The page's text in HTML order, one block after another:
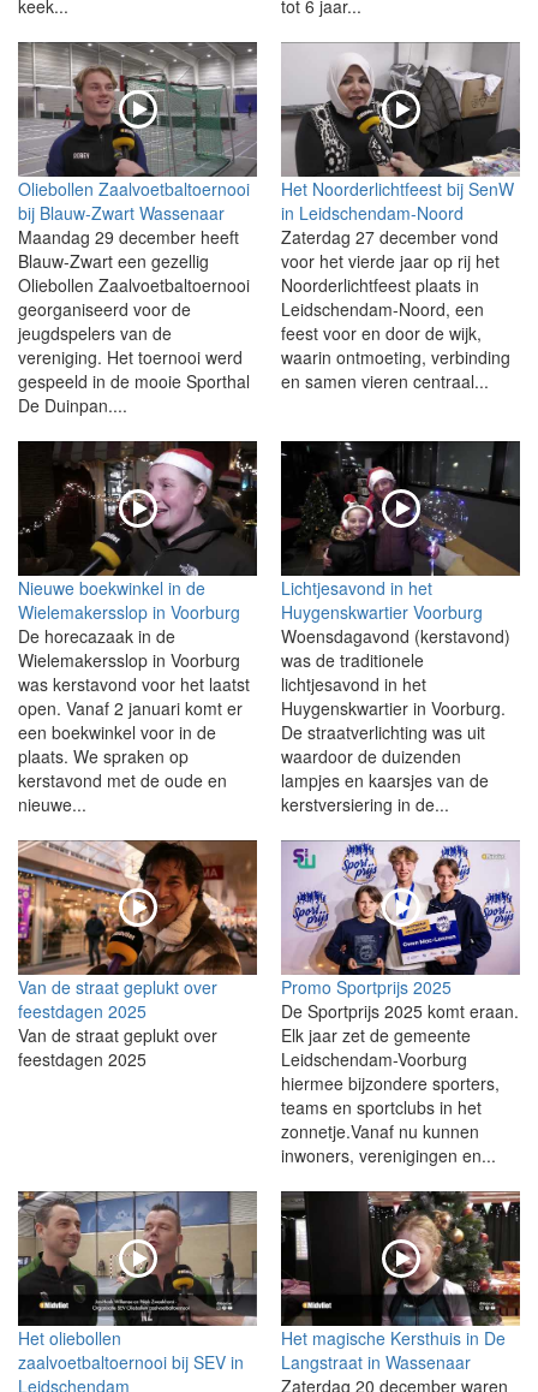
keek... tot 6 jaar...
Oliebollen Zaalvoetbaltoernooi
bij Blauw-Zwart Wassenaar
Maandag 29 december heeft
Blauw-Zwart een gezellig
Oliebollen Zaalvoetbaltoernooi
georganiseerd voor de
jeugdspelers van de
vereniging. Het toernooi werd
gespeeld in de mooie Sporthal
De Duinpan....
Het Noorderlichtfeest bij SenW
in Leidschendam-Noord
Zaterdag 27 december vond
voor het vierde jaar op rij het
Noorderlichtfeest plaats in
Leidschendam-Noord, een
feest voor en door de wijk,
waarin ontmoeting, verbinding
en samen vieren centraal...
Nieuwe boekwinkel in de
Wielemakersslop in Voorburg
De horecazaak in de
Wielemakersslop in Voorburg
was kerstavond voor het laatst
open. Vanaf 2 januari komt er
een boekwinkel voor in de
plaats. We spraken op
kerstavond met de oude en
nieuwe...
Lichtjesavond in het
Huygenskwartier Voorburg
Woensdagavond (kerstavond)
was de traditionele
lichtjesavond in het
Huygenskwartier in Voorburg.
De straatverlichting was uit
waardoor de duizenden
lampjes en kaarsjes van de
kerstversiering in de...
Van de straat geplukt over
feestdagen 2025
Van de straat geplukt over
feestdagen 2025
Promo Sportprijs 2025
De Sportprijs 2025 komt eraan.
Elk jaar zet de gemeente
Leidschendam-Voorburg
hiermee bijzondere sporters,
teams en sportclubs in het
zonnetje.Vanaf nu kunnen
inwoners, verenigingen en...
Het oliebollen
zaalvoetbaltoernooi bij SEV in
Leidschendam
Het magische Kersthuis in De
Langstraat in Wassenaar
Zaterdag 20 december waren